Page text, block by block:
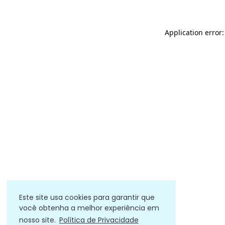
Este site usa cookies para garantir que
você obtenha a melhor experiência em
nosso site. Política de Privacidade
Application